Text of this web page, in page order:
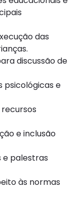
das
discussão de
psicológicas e
e inclusão
e palestras
às normas